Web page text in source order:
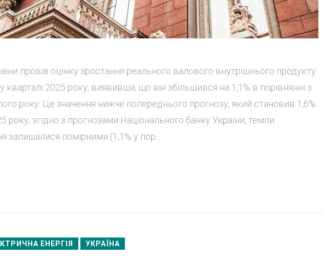
провів оцінку зростання реального валового внутрішнього продукту
кварталі 2025 року, виявивши, що він збільшився на 1,1% в порівнянні з
року. Це значення нижче попереднього прогнозу, який становив 1,6%.
року, згідно з прогнозами Національного банку України, темпи
залишалися помірними (1,1% у пор...
ЕНЕРГІЯ УКРАЇНА